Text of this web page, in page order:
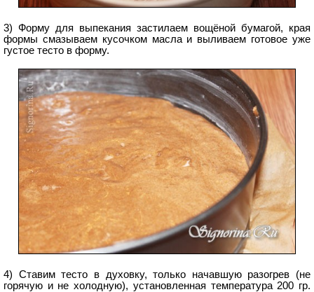
3) Форму для выпекания застилаем вощёной бумагой, края
формы смазываем кусочком масла и выливаем готовое уже
густое тесто в форму.
4) Ставим тесто в духовку, только начавшую разогрев (не
горячую и не холодную), установленная температура 200 гр.